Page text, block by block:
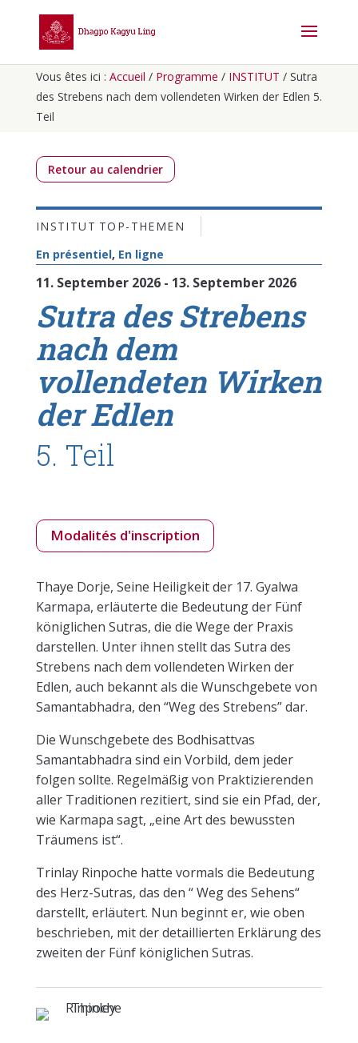
Vous êtes ici : Accueil / Programme / INSTITUT / Sutra
des Strebens nach dem vollendeten Wirken der Edlen 5.
Teil
Retour au calendrier
INSTITUT TOP-THEMEN
En présentiel, En ligne
11. September 2026 - 13. September 2026
Sutra des Strebens
nach dem
vollendeten Wirken
der Edlen
5. Teil
Modalités d'inscription
Thaye Dorje, Seine Heiligkeit der 17. Gyalwa
Karmapa, erläuterte die Bedeutung der Fünf
königlichen Sutras, die die Wege der Praxis
darstellen. Unter ihnen stellt das Sutra des
Strebens nach dem vollendeten Wirken der
Edlen, auch bekannt als die Wunschgebete von
Samantabhadra, den “Weg des Strebens” dar.
Die Wunschgebete des Bodhisattvas
Samantabhadra sind ein Vorbild, dem jeder
folgen sollte. Regelmäßig von Praktizierenden
aller Traditionen rezitiert, sind sie ein Pfad, der,
wie Karmapa sagt, „eine Art des bewussten
Träumens ist“.
Trinlay Rinpoche hatte vormals die Bedeutung
des Herz-Sutras, das den “ Weg des Sehens“
darstellt, erläutert. Nun beginnt er, wie oben
beschrieben, mit der detaillierten Erklärung des
zweiten der Fünf königlichen Sutras.